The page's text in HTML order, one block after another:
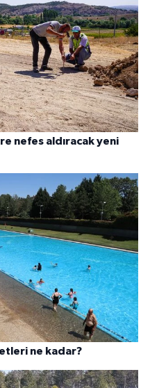
nefes aldıracak yeni
ne kadar?